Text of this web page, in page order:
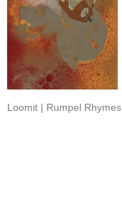
Loomit | Rumpel Rhymes